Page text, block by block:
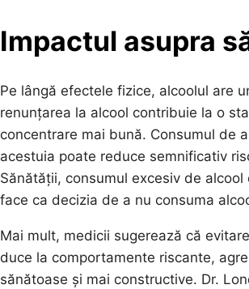
Impactul asupra
Pe lângă efectele fizice, alcoolul are
renunțarea la alcool contribuie la o
concentrare mai bună. Consumul de
acestuia poate reduce semnificativ
Sănătății, consumul excesiv de
face ca decizia de a nu consuma
Mai mult, medicii sugerează că
duce la comportamente riscante,
sănătoase și mai constructive. Dr.